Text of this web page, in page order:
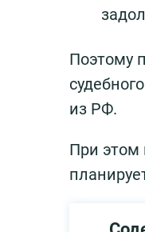
Поэтому
из РФ.
При этом